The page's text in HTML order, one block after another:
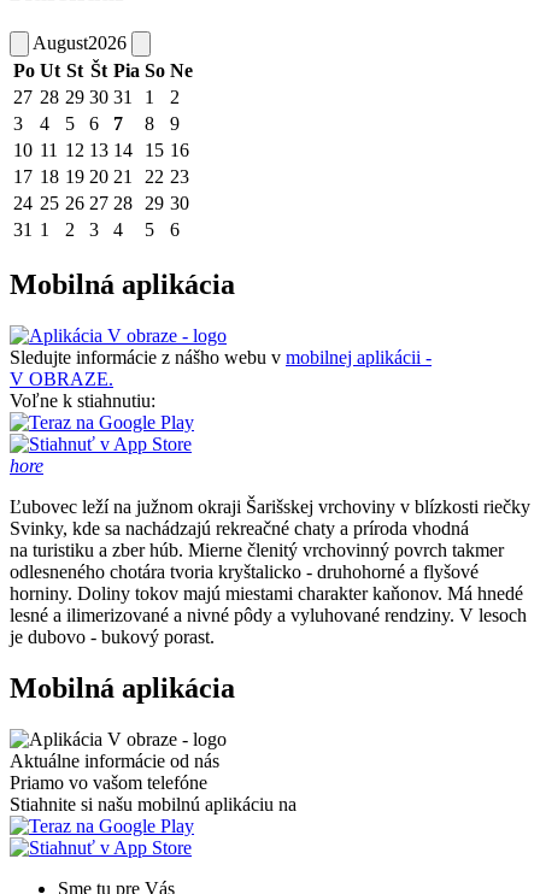
August2026
Po Ut St Št Pia So Ne
27 28 29 30 31 1
2
3
4 5 6 7 8
9
10 11 12 13 14 15 16
17 18 19 20 21 22 23
24 25 26 27 28 29 30
31 1 2 3 4 5 6
Mobilná aplikácia
Sledujte informácie z nášho webu v mobilnej aplikácii -
V OBRAZE.
Voľne k stiahnutiu:
hore
Ľubovec leží na južnom okraji Šarišskej vrchoviny v blízkosti riečky
Svinky, kde sa nachádzajú rekreačné chaty a príroda vhodná
na turistiku a zber húb. Mierne členitý vrchovinný povrch takmer
odlesneného chotára tvoria kryštalicko - druhohorné a flyšové
horniny. Doliny tokov majú miestami charakter kaňonov. Má hnedé
lesné a ilimerizované a nivné pôdy a vyluhované rendziny. V lesoch
je dubovo - bukový porast.
Mobilná aplikácia
Aktuálne informácie od nás
Priamo vo vašom telefóne
Stiahnite si našu mobilnú aplikáciu na
Sme tu pre Vás